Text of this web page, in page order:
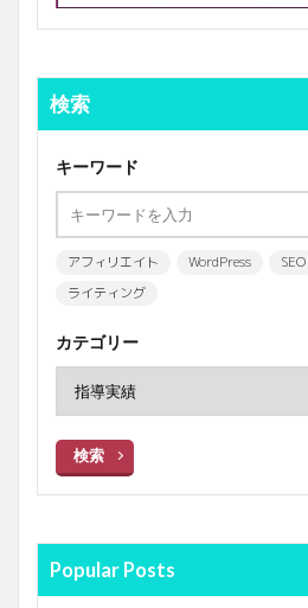
検索
キーワード
アフィリエイト WordPress SEO
ライティング
カテゴリー
検索
Popular Posts